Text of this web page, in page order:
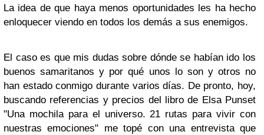
La idea de que haya menos oportunidades les ha hecho
enloquecer viendo en todos los demás a sus enemigos.
El caso es que mis dudas sobre dónde se habían ido los
buenos samaritanos y por qué unos lo son y otros no
han estado conmigo durante varios días. De pronto, hoy,
buscando referencias y precios del libro de Elsa Punset
"Una mochila para el universo. 21 rutas para vivir con
nuestras emociones" me topé con una entrevista que